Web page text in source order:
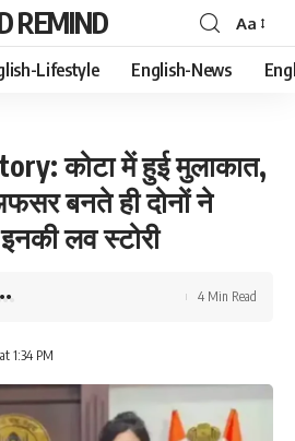
REMIND
Font
Resizer
Aa
Lifestyle English-News
कोटा में हुई मुलाकात,
बनते ही दोनों ने
लव स्टोरी
1:34 PM
4 Min Read